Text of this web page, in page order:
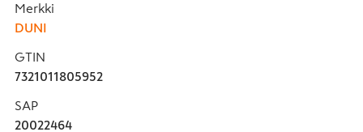
Merkki
DUNI
GTIN
7321011805952
SAP
20022464